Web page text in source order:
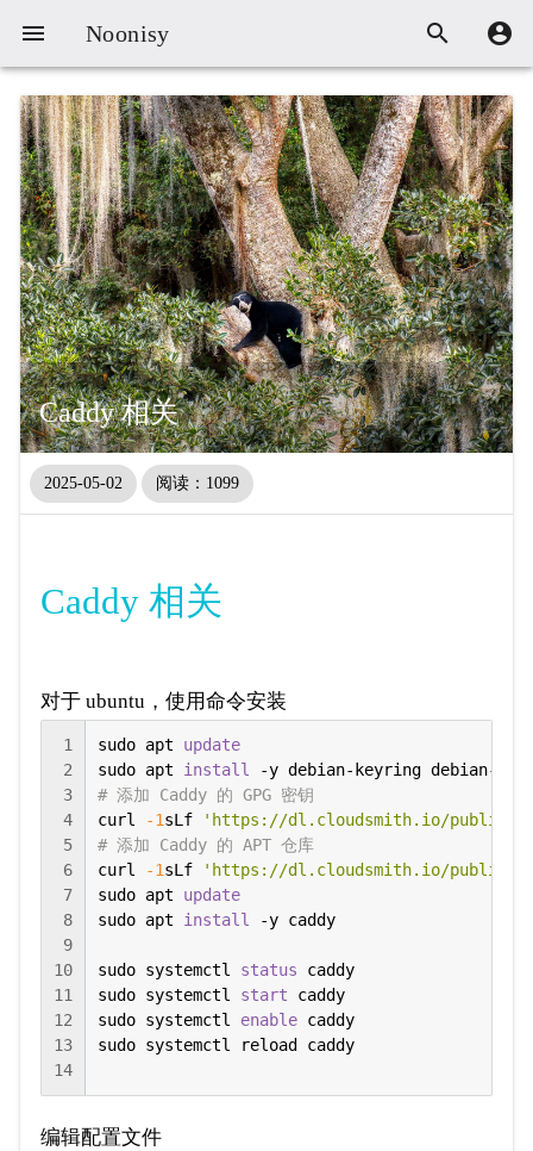
 Noonisy  
Caddy 相关
2025-05-02 阅读：1099
Caddy 相关
对于 ubuntu，使用命令安装
1
2
3
4
5
6
7
8
9
10
11
12
13
14
sudo apt update
sudo apt install -y debian-keyring debian-
# 添加 Caddy 的 GPG 密钥
curl
-1sLf
'https://dl.cloudsmith.io/public/
# 添加 Caddy 的 APT 仓库
curl
-1sLf
'https://dl.cloudsmith.io/public/
sudo apt update
sudo apt install -y caddy
sudo systemctl status caddy
sudo systemctl start caddy
sudo systemctl enable caddy
sudo systemctl reload caddy
编辑配置文件